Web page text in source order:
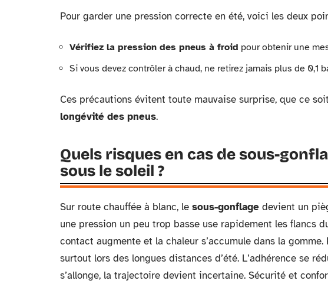
Pour garder une pression correcte en été, voici les deux
Vérifiez la pression des pneus à froid pour obtenir une
Si vous devez contrôler à chaud, ne retirez jamais plus de 0,1
Ces précautions évitent toute mauvaise surprise, que ce
longévité des pneus.
Quels risques en cas de sous-
sous le soleil ?
Sur route chauffée à blanc, le sous-gonflage devient un
une pression un peu trop basse use rapidement les flancs
contact augmente et la chaleur s’accumule dans la
surtout lors des longues distances d’été. L’adhérence se
s’allonge, la trajectoire devient incertaine. Sécurité et